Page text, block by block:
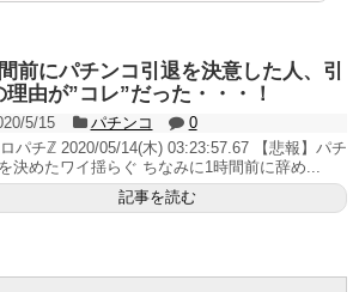
相互RSS
前にパチンコ引退を決意した人、引
理由が”コレ”だった・・・！
5/15 パチンコ
0
パチℤ 2020/05/14(木) 03:23:57.67 【悲報】パチ
決めたワイ揺らぐ ちなみに1時間前に辞め...
記事を読む